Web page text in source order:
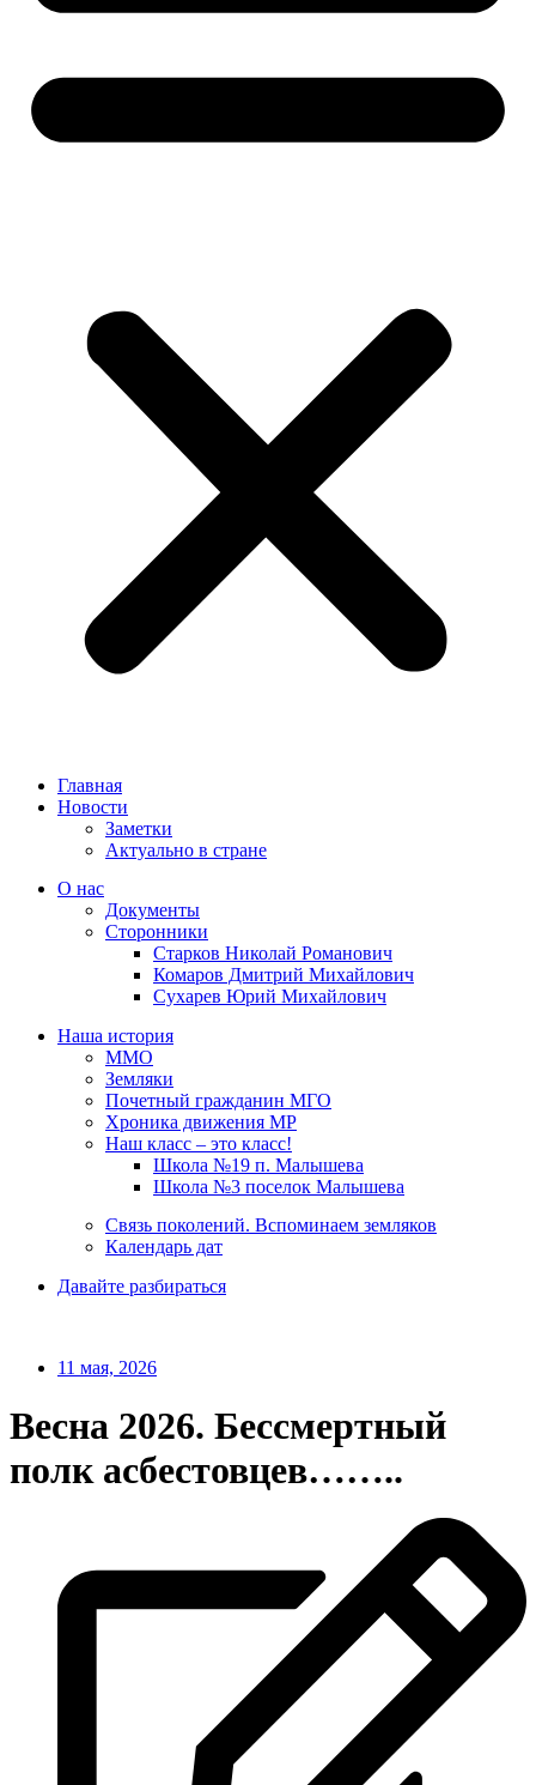
Главная
Новости
Заметки
Актуально в стране
О нас
Документы
Сторонники
Старков Николай Романович
Комаров Дмитрий Михайлович
Сухарев Юрий Михайлович
Наша история
ММО
Земляки
Почетный гражданин МГО
Хроника движения МР
Наш класс – это класс!
Школа №19 п. Малышева
Школа №3 поселок Малышева
Связь поколений. Вспоминаем земляков
Календарь дат
Давайте разбираться
11 мая, 2026
Весна 2026. Бессмертный
полк асбестовцев……..